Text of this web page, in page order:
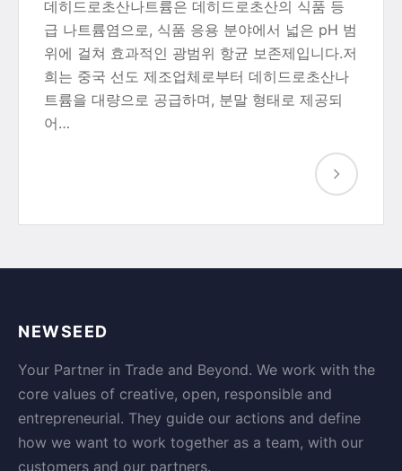
데히드로초산나트륨은 데히드로초산의 식품 등
급 나트륨염으로, 식품 응용 분야에서 넓은 pH 범
위에 걸쳐 효과적인 광범위 항균 보존제입니다.저
희는 중국 선도 제조업체로부터 데히드로초산나
트륨을 대량으로 공급하며, 분말 형태로 제공되
어…
NEWSEED
Your Partner in Trade and Beyond. We work with the
core values of creative, open, responsible and
entrepreneurial. They guide our actions and define
how we want to work together as a team, with our
customers and our partners.